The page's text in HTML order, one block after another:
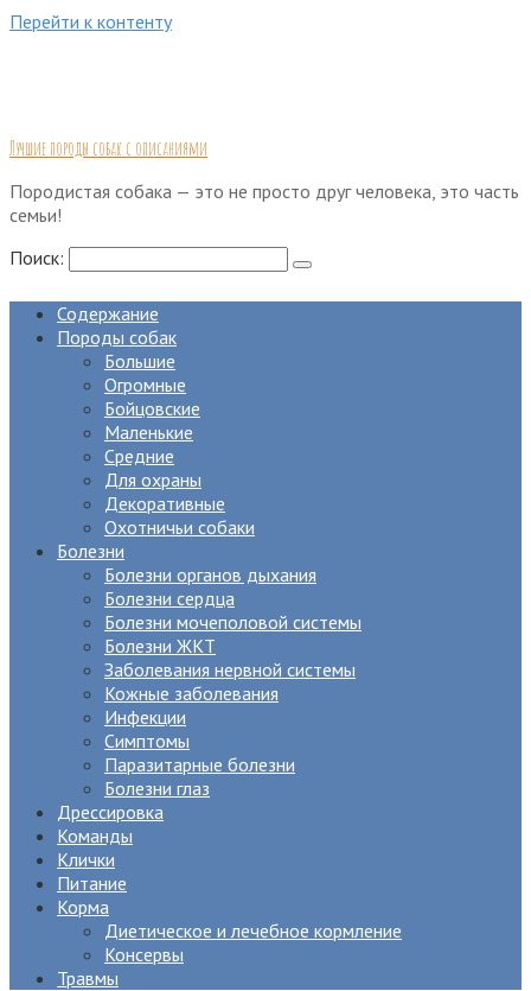
Перейти к контенту
Лучшие породы собак с описаниями
Породистая собака — это не просто друг человека, это часть
семьи!
Поиск:
Содержание
Породы собак
Большие
Огромные
Бойцовские
Маленькие
Средние
Для охраны
Декоративные
Охотничьи собаки
Болезни
Болезни органов дыхания
Болезни сердца
Болезни мочеполовой системы
Болезни ЖКТ
Заболевания нервной системы
Кожные заболевания
Инфекции
Симптомы
Паразитарные болезни
Болезни глаз
Дрессировка
Команды
Клички
Питание
Корма
Диетическое и лечебное кормление
Консервы
Травмы